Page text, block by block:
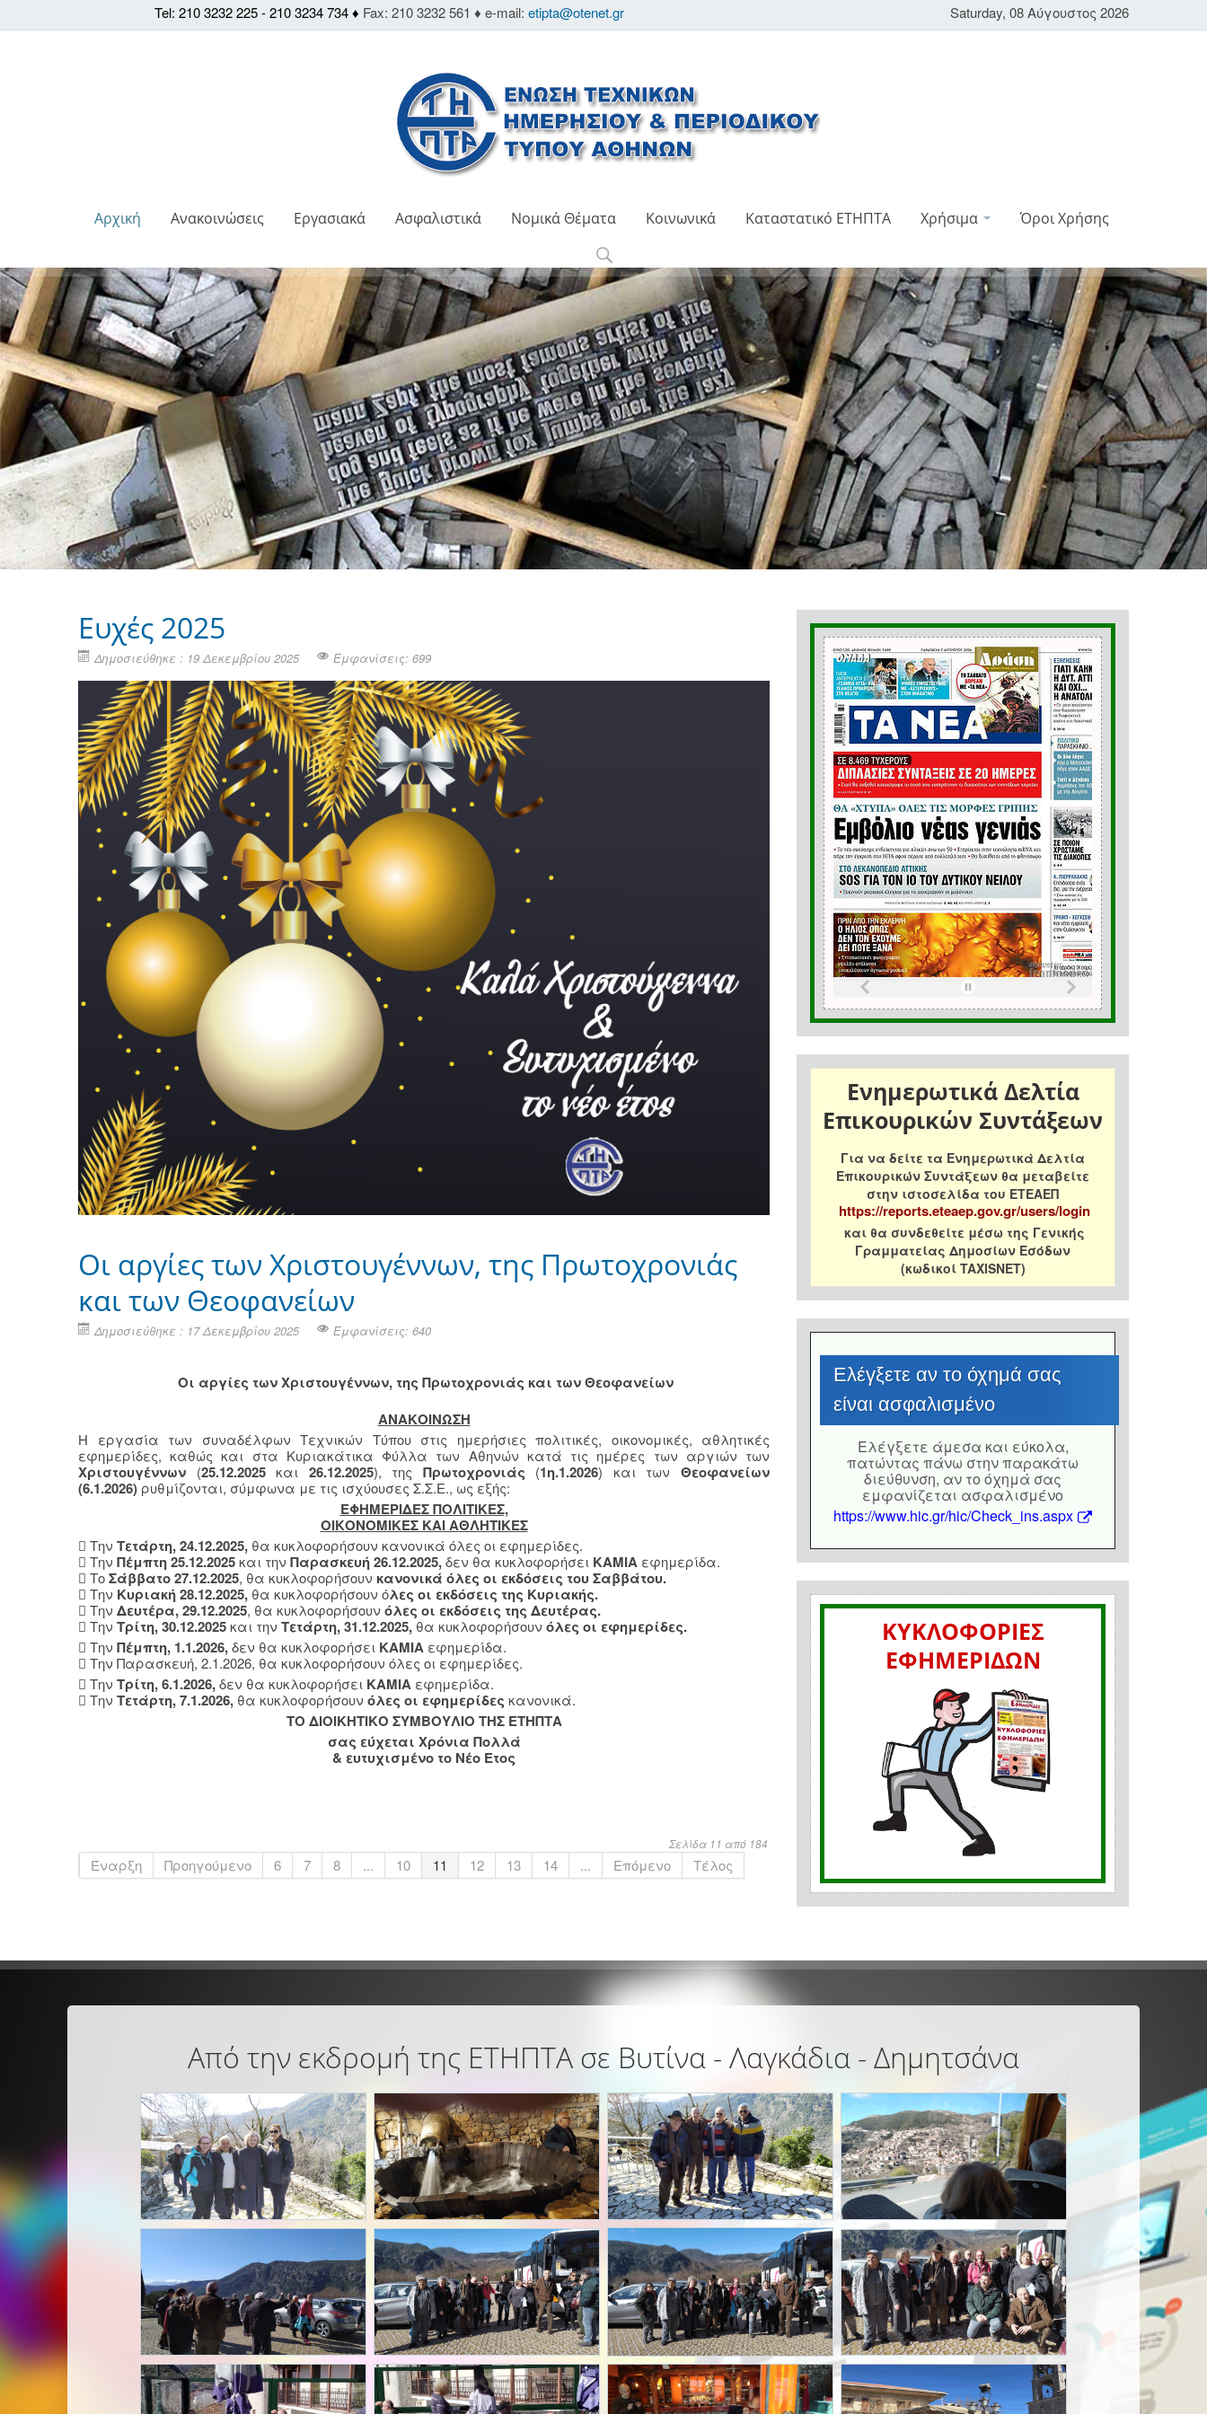
Saturday, 08 Αύγουστος 2026
Tel: 210 3232 225 - 210 3234 734 ♦ Fax: 210 3232 561 ♦ e-mail: etipta@otenet.gr
Αρχική Ανακοινώσεις Εργασιακά Ασφαλιστικά Νομικά Θέματα Κοινωνικά Καταστατικό ΕΤΗΠΤΑ Χρήσιμα Όροι Χρήσης
Ευχές 2025
Δημοσιεύθηκε : 19 Δεκεμβρίου 2025 Εμφανίσεις: 699
Οι αργίες των Χριστουγέννων, της Πρωτοχρονιάς
και των Θεοφανείων
Δημοσιεύθηκε : 17 Δεκεμβρίου 2025 Εμφανίσεις: 640
Οι αργίες των Χριστουγέννων, της Πρωτοχρονιάς και των Θεοφανείων
ΑΝΑΚΟΙΝΩΣΗ
Η εργασία των συναδέλφων Τεχνικών Τύπου στις ημερήσιες πολιτικές, οικονομικές, αθλητικές
εφημερίδες, καθώς και στα Κυριακάτικα Φύλλα των Αθηνών κατά τις ημέρες των αργιών των
Χριστουγέννων (25.12.2025και 26.12.2025), της Πρωτοχρονιάς (1η.1.2026) και τωνΘεοφανείων
(6.1.2026) ρυθμίζονται, σύμφωνα με τις ισχύουσες Σ.Σ.Ε., ως εξής:
ΕΦΗΜΕΡΙΔΕΣ ΠΟΛΙΤΙΚΕΣ,
ΟΙΚΟΝΟΜΙΚΕΣ ΚΑΙ ΑΘΛΗΤΙΚΕΣ
 Την Τετάρτη, 24.12.2025, θα κυκλοφορήσουν κανονικά όλες οι εφημερίδες.
 Την Πέμπτη 25.12.2025και την Παρασκευή 26.12.2025,δεν θα κυκλοφορήσει ΚΑΜΙΑ εφημερίδα.
 ΤοΣάββατο 27.12.2025, θα κυκλοφορήσουν κανονικά όλες οι εκδόσεις του Σαββάτου.
 Την Κυριακή 28.12.2025, θα κυκλοφορήσουν όλες οι εκδόσεις της Κυριακής.
 Την Δευτέρα, 29.12.2025, θα κυκλοφορήσουν όλες οι εκδόσεις της Δευτέρας.
 Την Τρίτη, 30.12.2025και την Τετάρτη, 31.12.2025, θα κυκλοφορήσουν όλες οι εφημερίδες.
 Την Πέμπτη, 1.1.2026,δεν θα κυκλοφορήσει ΚΑΜΙΑ εφημερίδα.
 Την Παρασκευή, 2.1.2026, θα κυκλοφορήσουν όλες οι εφημερίδες.
 Την Τρίτη, 6.1.2026,δεν θα κυκλοφορήσει ΚΑΜΙΑ εφημερίδα.
 Την Τετάρτη, 7.1.2026, θα κυκλοφορήσουν όλες οι εφημερίδες κανονικά.
ΤΟ ΔΙΟΙΚΗΤΙΚΟ ΣΥΜΒΟΥΛΙΟ ΤΗΣ ΕΤΗΠΤΑ
σας εύχεται Χρόνια Πολλά
& ευτυχισμένο το Νέο Ετος
Σελίδα 11 από 184
Έναρξη Προηγούμενο 6 7 8 ... 10 11 12 13 14 ... Επόμενο Τέλος
Ενημερωτικά Δελτία
Επικουρικών Συντάξεων
Για να δείτε τα Ενημερωτικά Δελτία
Επικουρικών Συντάξεων θα μεταβείτε
στην ιστοσελίδα του ΕΤΕΑΕΠ
https://reports.eteaep.gov.gr/users/login
και θα συνδεθείτε μέσω της Γενικής
Γραμματείας Δημοσίων Εσόδων
(κωδικοί TAXISNET)
Eλέγξετε αν το όχημά σας
είναι ασφαλισμένο
Eλέγξετε άμεσα και εύκολα,
πατώντας πάνω στην παρακάτω
διεύθυνση, αν το όχημά σας
εμφανίζεται ασφαλισμένο
https://www.hic.gr/hic/Check_ins.aspx
ΚΥΚΛΟΦΟΡΙΕΣ
ΕΦΗΜΕΡΙΔΩΝ
Από την εκδρομή της ΕΤΗΠΤΑ σε Βυτίνα - Λαγκάδια - Δημητσάνα